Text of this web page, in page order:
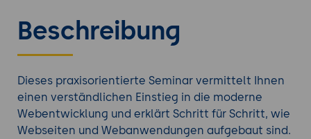
Beschreibung
Dieses praxisorientierte Seminar vermittelt Ihnen
einen verständlichen Einstieg in die moderne
Webentwicklung und erklärt Schritt für Schritt, wie
Webseiten und Webanwendungen aufgebaut sind.